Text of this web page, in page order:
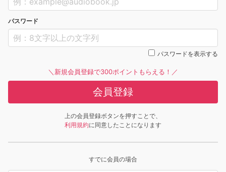
パスワード
パスワードを表示する
＼新規会員登録で300ポイントもらえる！／
会員登録
上の会員登録ボタンを押すことで、
利用規約に同意したことになります
すでに会員の場合